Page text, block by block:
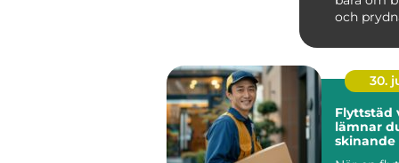
och
fastighet
30.
Flyttstäd
lämnar
skinande